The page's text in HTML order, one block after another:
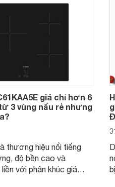
giá chỉ hơn 6
3 vùng nấu rẻ nhưng
thương hiệu nổi tiếng
độ bền cao và
với phân khúc giá